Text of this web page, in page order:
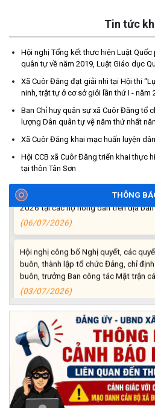
Tin tức
Hội nghị Tổng kết thực hiện Luật Quốc
quân tự về năm 2019, Luật Giáo dục
Xã Cuôr Đăng đạt giải nhì tại Hội thi
ninh, trật tự ở cơ sở giỏi lần thứ I - năm
Ban Chỉ huy quân sự xã Cuôr Đăng tổ
lượng Dân quân tự vệ năm thứ nhất
Xã Cuôr Đăng khai mạc huấn luyện
Hội CCB xã Cuôr Đăng triển khai thực
tại thôn Tân Sơn
THÔNG
Thông báo tiếp nhận phản ánh, kiến
(07/08/2026)
Thông báo về thực hiện Luật tương
các văn bản quy định chi tiết, hướng
(04/08/2026)
Thông báo cảnh báo lừa đảo liên
(24/07/2026)
Triển khai xây dựng mô hình “Trồng tái
2026 tại các hộ nông dân trên địa bàn
(06/07/2026)
buôn, thành lập tổ chức Đảng, chỉ
buôn, trưởng Ban công tác Mặt trận
(03/07/2026)
Xã Cuôr Đăng đã tổ chức lễ kỷ niệm
Người cao tuổi Việt Nam (06/06/
chức mừng thọ, chúc thọ Người cao
(05/06/2026)
PHÁT ĐỘNG THAM GIA CUỘC THI
TẠO VÀO CUỘC SỐNG – AI FOR LIFE
TỈNH ĐẮK LẮK